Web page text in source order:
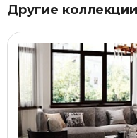
Другие